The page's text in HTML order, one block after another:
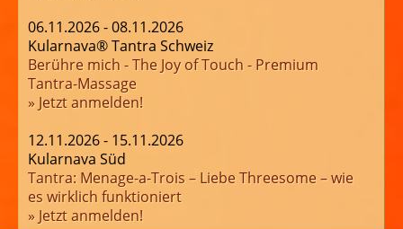
06.11.2026 - 08.11.2026
Kularnava® Tantra Schweiz
Berühre mich - The Joy of Touch - Premium
Tantra-Massage
» Jetzt anmelden!
12.11.2026 - 15.11.2026
Kularnava Süd
Tantra: Menage-a-Trois – Liebe Threesome – wie
es wirklich funktioniert
» Jetzt anmelden!